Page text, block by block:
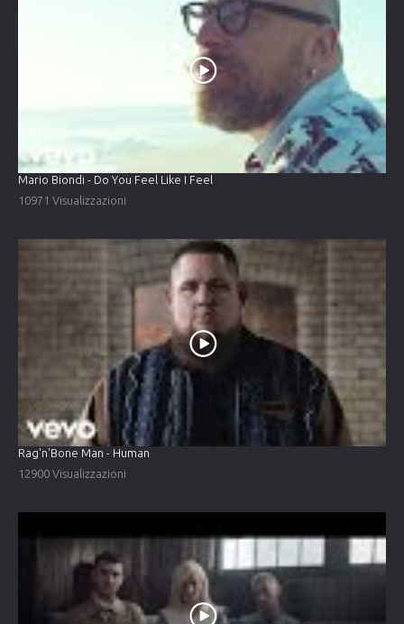
Mario Biondi - Do You Feel Like I Feel
10971 Visualizzazioni
Rag'n'Bone Man - Human
12900 Visualizzazioni